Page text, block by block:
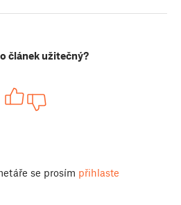
článek užitečný?
se prosím přihlaste